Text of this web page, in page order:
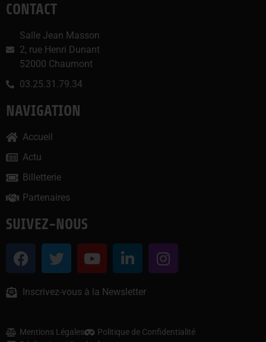
CONTACT
Salle Jean Masson
2, rue Henri Dunant
52000 Chaumont
03.25.31.79.34
NAVIGATION
Accueil
Actu
Billetterie
Partenaires
SUIVEZ-NOUS
Inscrivez-vous à la Newsletter
Mentions Légales
Politique de Confidentialité